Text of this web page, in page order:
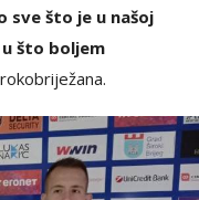
sve što je u našoj
što boljem